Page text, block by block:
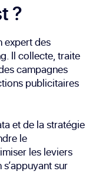
?
expert des
Il collecte, traite
campagnes
publicitaires
et de la stratégie
le
les leviers
sur